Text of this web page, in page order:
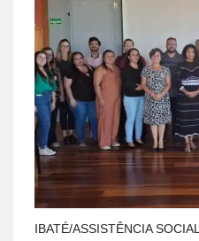
IBATÉ/ASSISTÊNCIA SOCIAL